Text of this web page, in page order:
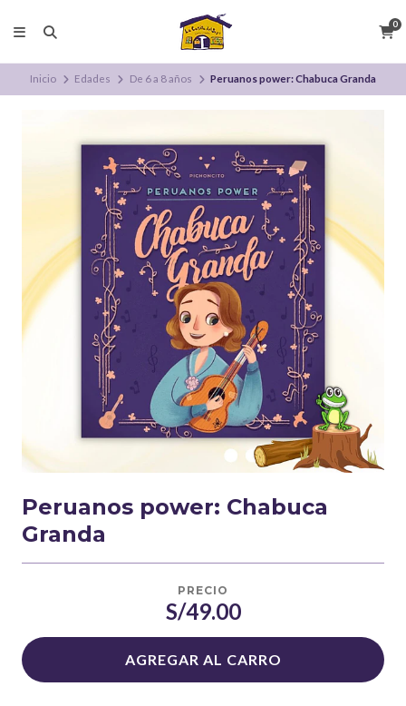
0
Inicio Edades De 6 a 8 años Peruanos power: Chabuca Granda
Peruanos power: Chabuca
Granda
PRECIO
S/49.00
AGREGAR AL CARRO